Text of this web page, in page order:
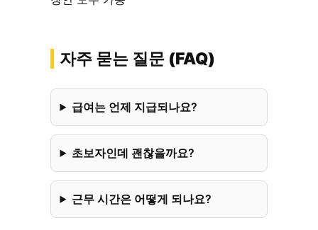
자주 묻는 질문 (FAQ)
급여는 언제 지급되나요?
초보자인데 괜찮을까요?
근무 시간은 어떻게 되나요?